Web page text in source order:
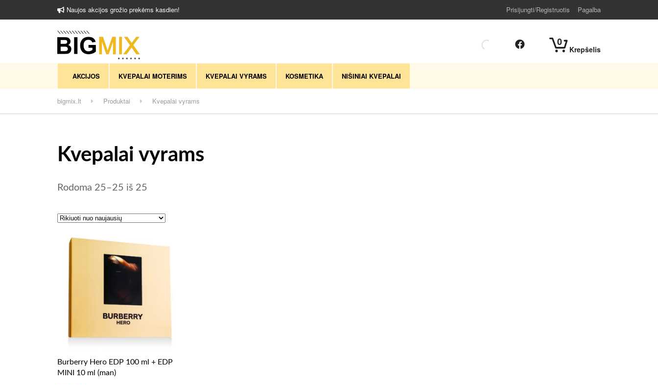
Naujos akcijos grožio prekėms kasdien! Prisijungti/Registruotis Pagalba
0
Krepšelis
AKCIJOS KVEPALAI MOTERIMS KVEPALAI VYRAMS KOSMETIKA NIŠINIAI KVEPALAI
bigmix.lt Produktai Kvepalai vyrams
Kvepalai vyrams
Rodoma 25–25 iš 25
Burberry Hero EDP 100 ml + EDP
MINI 10 ml (man)